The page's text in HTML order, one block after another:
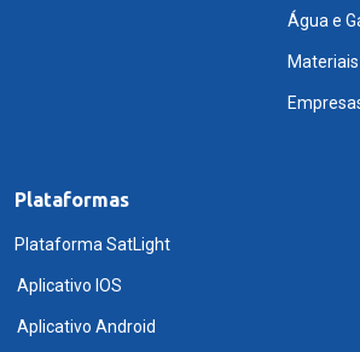
Água e
Plataformas
Plataforma SatLight
Aplicativo IOS
Aplicativo Android